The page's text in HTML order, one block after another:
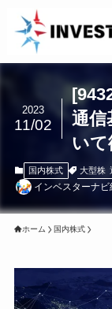
通信
いて
2023
11/02
国内株式 大型株
インベスターナビ
ホーム 国内株式